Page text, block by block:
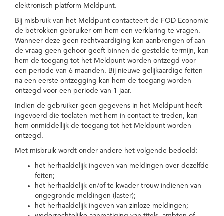
elektronisch platform Meldpunt.
Bij misbruik van het Meldpunt contacteert de FOD Economie
de betrokken gebruiker om hem een verklaring te vragen.
Wanneer deze geen rechtvaardiging kan aanbrengen of aan
de vraag geen gehoor geeft binnen de gestelde termijn, kan
hem de toegang tot het Meldpunt worden ontzegd voor
een periode van 6 maanden. Bij nieuwe gelijkaardige feiten
na een eerste ontzegging kan hem de toegang worden
ontzegd voor een periode van 1 jaar.
Indien de gebruiker geen gegevens in het Meldpunt heeft
ingevoerd die toelaten met hem in contact te treden, kan
hem onmiddellijk de toegang tot het Meldpunt worden
ontzegd.
Met misbruik wordt onder andere het volgende bedoeld:
het herhaaldelijk ingeven van meldingen over dezelfde
feiten;
het herhaaldelijk en/of te kwader trouw indienen van
ongegronde meldingen (laster);
het herhaaldelijk ingeven van zinloze meldingen;